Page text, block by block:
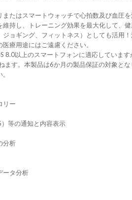
またはスマートウォッチで心拍数及び血圧
持し、トレーニング効果を最大化して、
ョギング、フィットネス）としても活用
療用途にはご遠慮ください。
8.0以上のスマートフォンに適応していま
ます。本製品は6か月の製品保証の対象と
リー
）等の通知と内容表示
分析
ータ分析